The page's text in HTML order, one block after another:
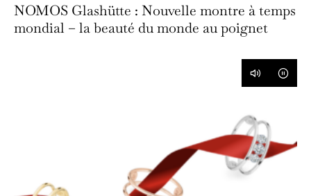
NOMOS Glashütte : Nouvelle montre à temps
mondial – la beauté du monde au poignet